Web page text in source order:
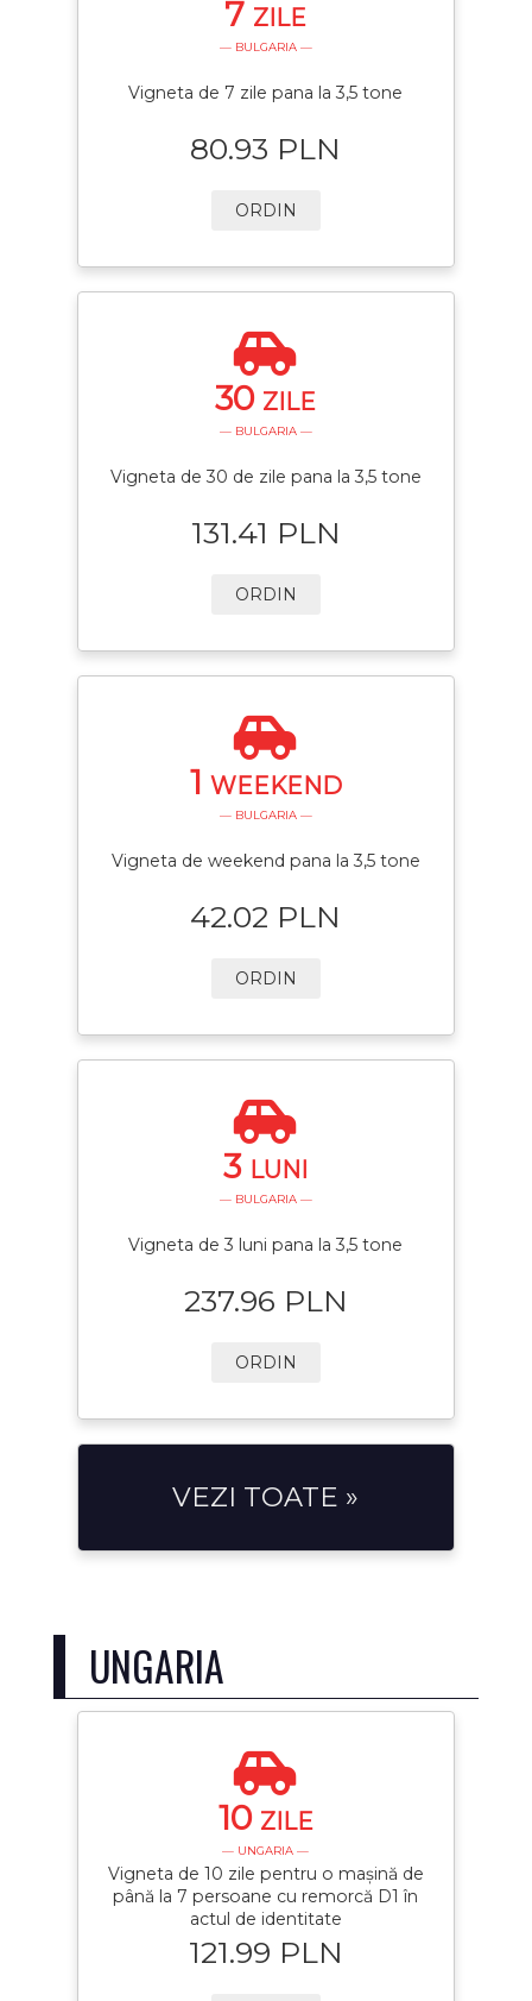
7 ZILE
— BULGARIA —
Vigneta de 7 zile pana la 3,5 tone
80.93 PLN
ORDIN
30 ZILE
— BULGARIA —
Vigneta de 30 de zile pana la 3,5 tone
131.41 PLN
ORDIN
1 WEEKEND
— BULGARIA —
Vigneta de weekend pana la 3,5 tone
42.02 PLN
ORDIN
3 LUNI
— BULGARIA —
Vigneta de 3 luni pana la 3,5 tone
237.96 PLN
ORDIN
VEZI TOATE »
UNGARIA
10 ZILE
— UNGARIA —
Vigneta de 10 zile pentru o mașină de
până la 7 persoane cu remorcă D1 în
actul de identitate
121.99 PLN